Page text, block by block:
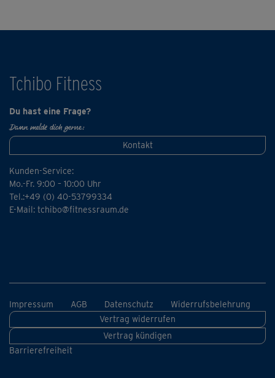
Tchibo Fitness
Du hast eine Frage?
Dann melde dich gerne:
Kontakt
Kunden-Service:
Mo.-Fr. 9:00 – 10:00 Uhr
Tel.:+49 (0) 40-53799334
E-Mail: tchibo@fitnessraum.de
Impressum AGB Datenschutz
Widerrufsbelehrung
Vertrag widerrufen
Vertrag kündigen
Barrierefreiheit